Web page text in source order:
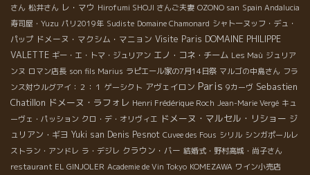
さん 松井さん レ・マウ Hirofumi SHOJI さんご夫妻 OZONO san Spain Andalucia
寿司屋・Yuzu パリ2019年 Sudiste Domaine Chamonard シャトーヌッフ・デュ・
パップ ドメーヌ・マクシム・マニョン Visite Paris DOMAINE PHILIPPE
VALETTE ギー・エ・トマ・ジュリアン エノ・コネ・チーム Les Maù ジュリア
ンヌ ロマン店長 son fils Marius ラピエール家の7月14日祭 マルゴの中島さん フラ
ンス対ウルグアイ：２：１ ゲーシクト アヴェイロン Paris 9カーヴ Sebastien
Chatillon ドメーヌ・ラフォレ Henri Frédérique Roch Jean-Marie Vergé キュ
ーヴェ・パッション クロ・デ・オリヴィエ ドメーヌ・マルセル・リショー ジ
ュリアン・ギヨ Yuki san Denis Pesnot Cuvee des Fous シリル シンガポールレ
ストラン・アンドレ ラ・デジレ クラウン・バー 結婚式・野村高城・尚子さん
restaurant EL GINJOLER Academie de Vin Tokyo KOMEZAWA ワイン小売店